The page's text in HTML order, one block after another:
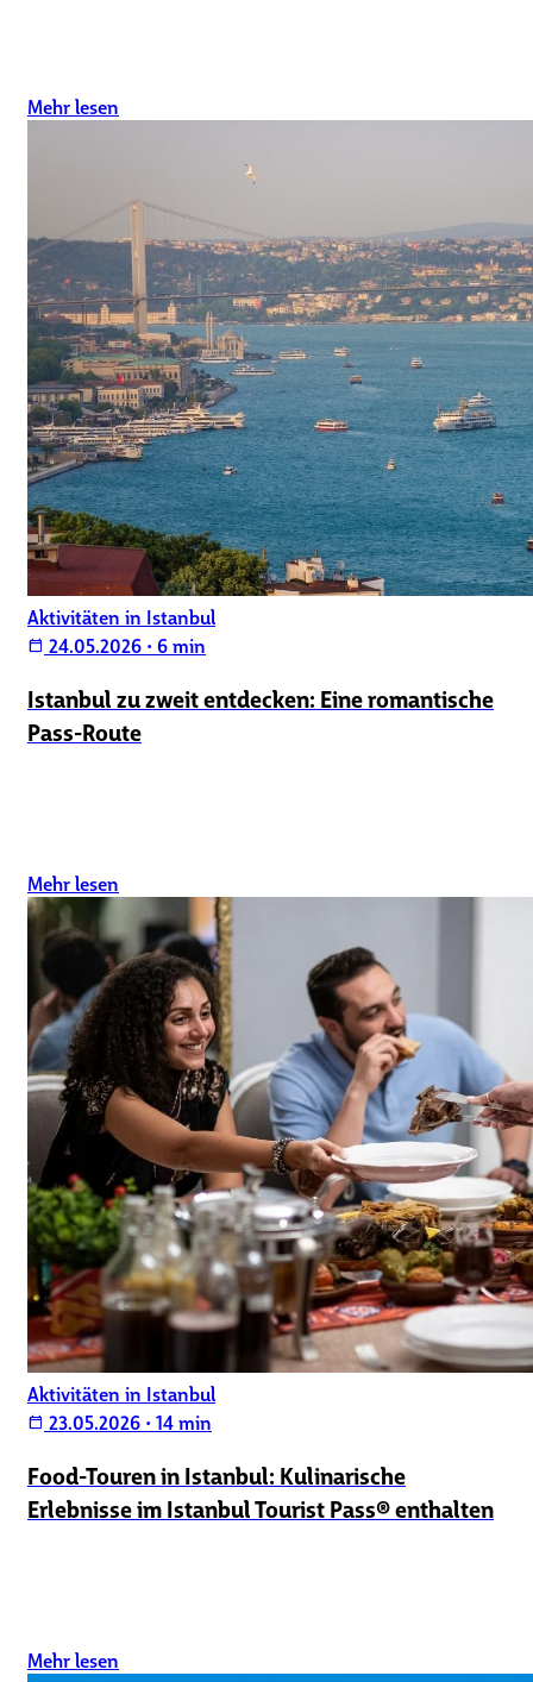
Mehr lesen
Aktivitäten in Istanbul
calendar_today 24.05.2026 • 6 min
Istanbul zu zweit entdecken: Eine romantische
Pass-Route
Mehr lesen
Aktivitäten in Istanbul
calendar_today 23.05.2026 • 14 min
Food-Touren in Istanbul: Kulinarische
Erlebnisse im Istanbul Tourist Pass® enthalten
Mehr lesen